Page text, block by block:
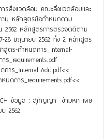
รสิ่งแวดล้อม คณะสิ่งแวดล้อมและ
ม หลักสูตรข้อกำหนดตาม
น 2562 หลักสูตรการตรวจตดิตาม
28 มิถุนายน 2562 ทั้ง 2 หลักสูตร
สูตร-กำหนดการ_Internal-
_requirements.pdf
าร_Internal-Adit.pdf<<
ดการ_requirements.pdf<<
ข้อมูล : สุกัญญา ข้ามหก เผย
2562